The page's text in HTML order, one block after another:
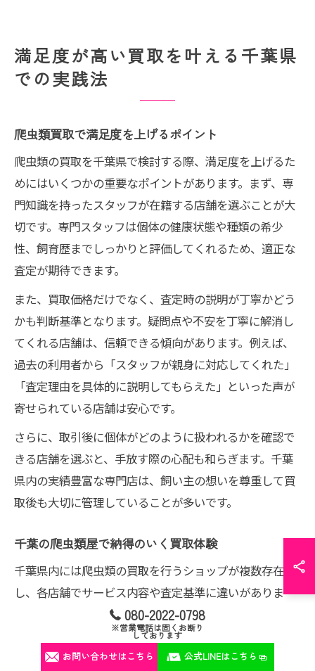
満足度が高い買取を叶える千葉県
での実践法
爬虫類買取で満足度を上げるポイント
爬虫類の買取を千葉県で検討する際、満足度を上げるた
めにはいくつかの重要なポイントがあります。まず、専
門知識を持ったスタッフが在籍する店舗を選ぶことが大
切です。専門スタッフは個体の健康状態や種類の希少
性、飼育歴までしっかりと評価してくれるため、適正な
査定が期待できます。
また、買取価格だけでなく、査定時の説明が丁寧かどう
かも判断基準となります。疑問点や不安を丁寧に解消し
てくれる店舗は、信頼できる傾向があります。例えば、
過去の利用者から「スタッフが親身に対応してくれた」
「査定理由を具体的に説明してもらえた」といった声が
寄せられている店舗は安心です。
さらに、取引後に個体がどのように扱われるかを確認で
きる店舗を選ぶと、手放す際の心配も和らぎます。千葉
県内の実績豊富な専門店は、飼い主の想いを尊重して買
取後も大切に管理していることが多いです。
千葉の爬虫類屋で納得のいく買取体験
千葉県内には爬虫類の買取を行うショップが複数存在
し、各店舗でサービス内容や査定基準に違いがありま
す。納得のいく買取体験を得るには、買取の流れや査定
基準が明確に示されている店舗を選ぶことが重要です。
例えば、問い合わせから現物確認、見積もり提示、取引
080-2022-0798
※営業電話は固くお断り
しております
お問い合わせはこちら 公式LINEはこちら